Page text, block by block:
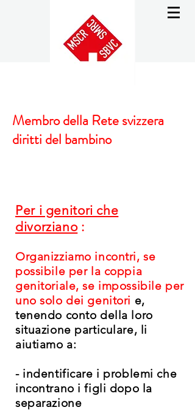
Membro della Rete svizzera
diritti del bambino
Per i genitori che
divorziano :
Organizziamo incontri, se
possibile per la coppia
genitoriale, se impossibile per
uno solo dei genitori e,
tenendo conto della loro
situazione particulare, li
aiutiamo a:
- indentificare i problemi che
incontrano i figli dopo la
separazione